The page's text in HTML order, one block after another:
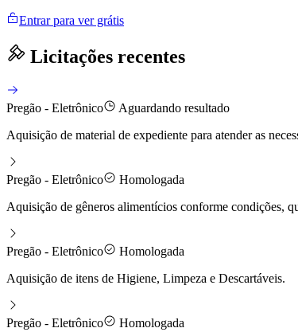
Entrar para ver grátis
Licitações recentes
Pregão - Eletrônico
Aguardando resultado
Aquisição de material de expediente para atender as
Pregão - Eletrônico
Homologada
Aquisição de gêneros alimentícios conforme condições,
Pregão - Eletrônico
Homologada
Aquisição de itens de Higiene, Limpeza e Descartáveis.
Pregão - Eletrônico
Homologada